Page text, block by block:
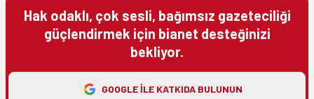
Hak odaklı, çok sesli, bağımsız gazeteciliği
güçlendirmek için bianet desteğinizi
bekliyor.
GOOGLE ILE KATKIDA BULUNUN